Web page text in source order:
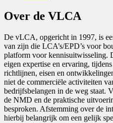
Over de VLCA
De vLCA, opgericht in 1997, is
van zijn die LCA’s/EPD’s voor
platform voor kennisuitwisseling.
eigen expertise en ervaring,
richtlijnen, eisen en
niet de commerciële activiteiten
bedrijfsbelangen in de weg staat.
de NMD en de praktische
besproken. Afstemming over de
hierbij belangrijk om een gelijk